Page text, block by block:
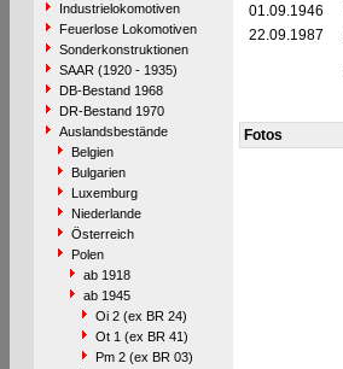
Industrielokomotiven
Feuerlose Lokomotiven
Sonderkonstruktionen
SAAR (1920 - 1935)
DB-Bestand 1968
DR-Bestand 1970
Auslandsbestände
Belgien
Bulgarien
Luxemburg
Niederlande
Österreich
Polen
ab 1918
ab 1945
Oi 2 (ex BR 24)
Ot 1 (ex BR 41)
Pm 2 (ex BR 03)
01.09.1946
22.09.1987
Fotos